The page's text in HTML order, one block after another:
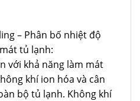
– Phân bố nhiệt độ
tủ lạnh:
với khả năng làm mát
khí ion hóa và cân
bộ tủ lạnh. Không khí